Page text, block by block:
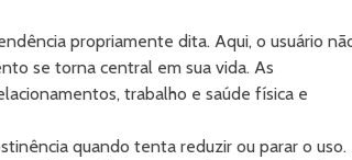
propriamente dita. Aqui, o usuário
se torna central em sua vida. As
trabalho e saúde física e
quando tenta reduzir ou parar o uso.